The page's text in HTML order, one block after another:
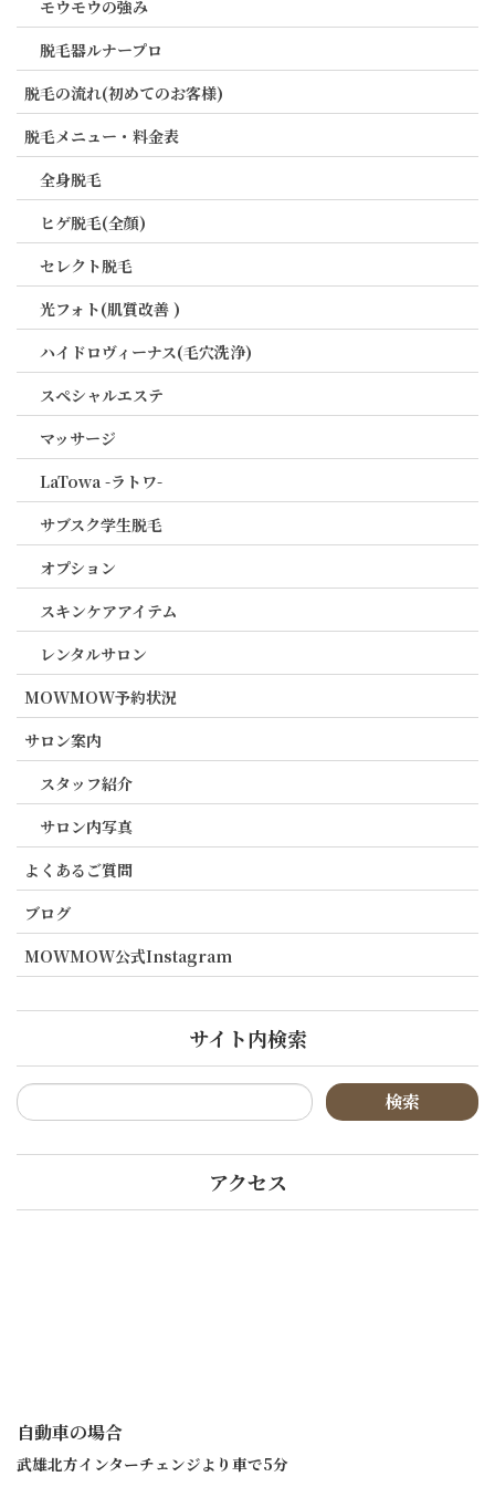
モウモウの強み
脱毛器ルナープロ
脱毛の流れ(初めてのお客様)
脱毛メニュー・料金表
全身脱毛
ヒゲ脱毛(全顔)
セレクト脱毛
光フォト(肌質改善 )
ハイドロヴィーナス(毛穴洗浄)
スペシャルエステ
マッサージ
LaTowa -ラトワ-
サブスク学生脱毛
オプション
スキンケアアイテム
レンタルサロン
MOWMOW予約状況
サロン案内
スタッフ紹介
サロン内写真
よくあるご質問
ブログ
MOWMOW公式Instagram
サイト内検索
アクセス
自動車の場合
武雄北方インターチェンジより車で5分